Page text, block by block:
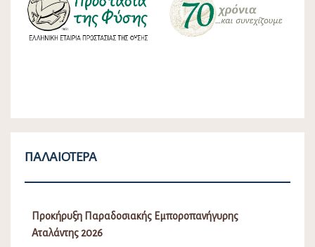
ΠΑΛΑΙΌΤΕΡΑ
Προκήρυξη Παραδοσιακής Εμποροπανήγυρης
Αταλάντης 2026